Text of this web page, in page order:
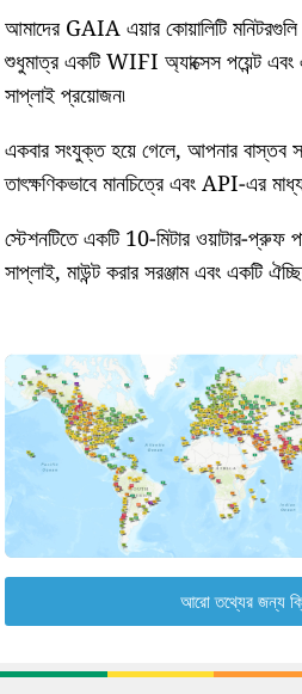
আমাদের GAIA এয়ার কোয়ালিটি
শুধুমাত্র একটি WIFI অ্যাক্সেস পয়েন্ট এবং
সাপ্লাই প্রয়োজন৷
একবার সংযুক্ত হয়ে গেলে, আপনার বাস্তব
তাৎক্ষণিকভাবে মানচিত্রে এবং API-এর
স্টেশনটিতে একটি 10-মিটার ওয়াটার-প্রুফ
সাপ্লাই, মাউন্ট করার সরঞ্জাম এবং একটি
আরো তথ্যের জন্য